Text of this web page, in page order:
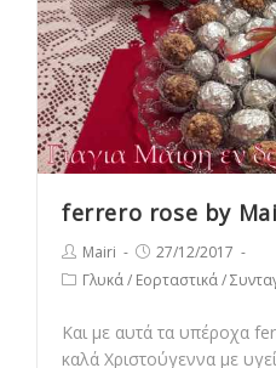
ferrero rose by
Post
author:
Mairi
Post
published:
27/12/2017
PostΓλυκά/ Εορταστικά/
Και με αυτά τα υπέροχα
καλά Χριστούγεννα με